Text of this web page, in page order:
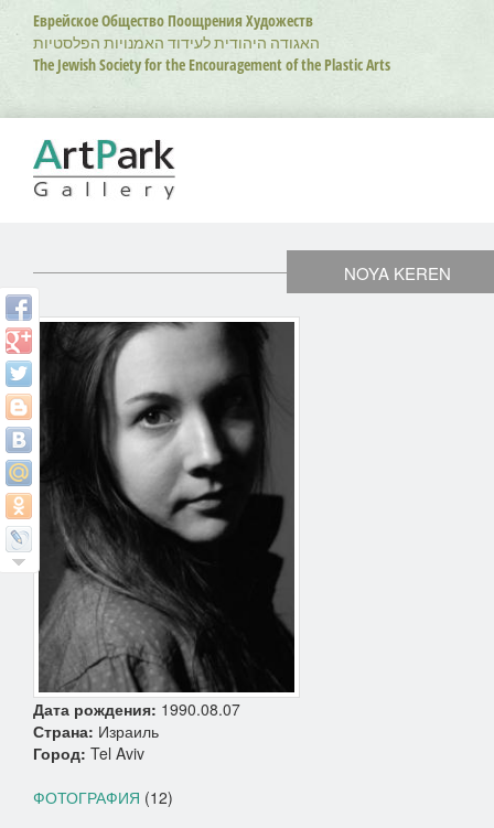
Перейти
основному
содержанию
Еврейское Общество Поощрения Художеств
האגודה היהודית לעידוד האמנויות הפלסטיות
The Jewish Society for the Encouragement of the Plastic Arts
NOYA KEREN
Дата рождения: 1990.08.07
Страна: Израиль
Город: Tel Aviv
ФОТОГРАФИЯ (12)